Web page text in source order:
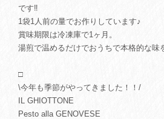
です‼︎
1袋1人前の量でお作りしています♪
賞味期限は冷凍庫で1ヶ月。
湯煎で温めるだけでおうちで本格的な味
□
\今年も季節がやってきました！！/
IL GHIOTTONE
Pesto alla GENOVESE